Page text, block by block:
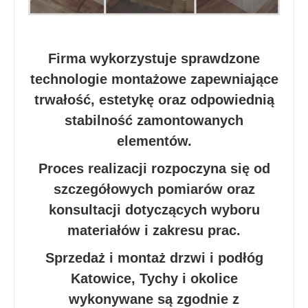
Firma wykorzystuje sprawdzone
technologie montażowe zapewniające
trwałość, estetykę oraz odpowiednią
stabilność zamontowanych
elementów.
Proces realizacji rozpoczyna się od
szczegółowych pomiarów oraz
konsultacji dotyczących wyboru
materiałów i zakresu prac.
Sprzedaż i montaż drzwi i podłóg
Katowice, Tychy i okolice
wykonywane są zgodnie z